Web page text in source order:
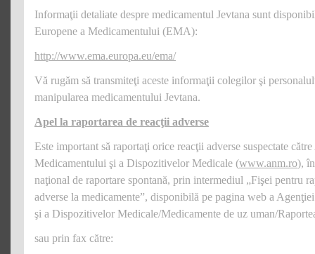
Informaţii detaliate despre medicamentul Jevtana sunt
Europene a Medicamentului (EMA):
http://www.ema.europa.eu/ema/
Vă rugăm să transmiteţi aceste informaţii colegilor şi
manipularea medicamentului Jevtana.
Apel la raportarea de reacţii adverse
Este important să raportaţi orice reacţii adverse suspectate
Medicamentului şi a Dispozitivelor Medicale (www.anm.ro),
naţional de raportare spontană, prin intermediul „Fişei pentru
adverse la medicamente”, disponibilă pe pagina web a
şi a Dispozitivelor Medicale/Medicamente de uz uman/
sau prin fax către: